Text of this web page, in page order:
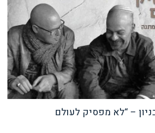
– “לא מפסיק לעולם